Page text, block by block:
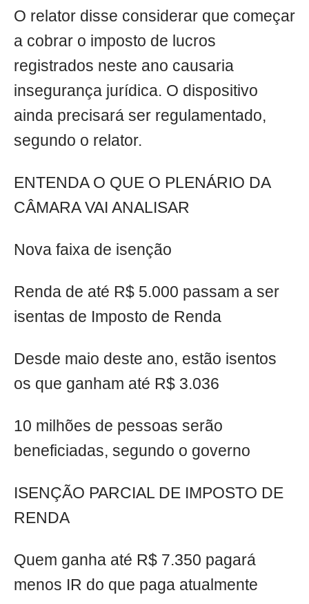
O relator disse considerar que começar
a cobrar o imposto de lucros
registrados neste ano causaria
insegurança jurídica. O dispositivo
ainda precisará ser regulamentado,
segundo o relator.
ENTENDA O QUE O PLENÁRIO DA
CÂMARA VAI ANALISAR
Nova faixa de isenção
Renda de até R$ 5.000 passam a ser
isentas de Imposto de Renda
Desde maio deste ano, estão isentos
os que ganham até R$ 3.036
10 milhões de pessoas serão
beneficiadas, segundo o governo
ISENÇÃO PARCIAL DE IMPOSTO DE
RENDA
Quem ganha até R$ 7.350 pagará
menos IR do que paga atualmente